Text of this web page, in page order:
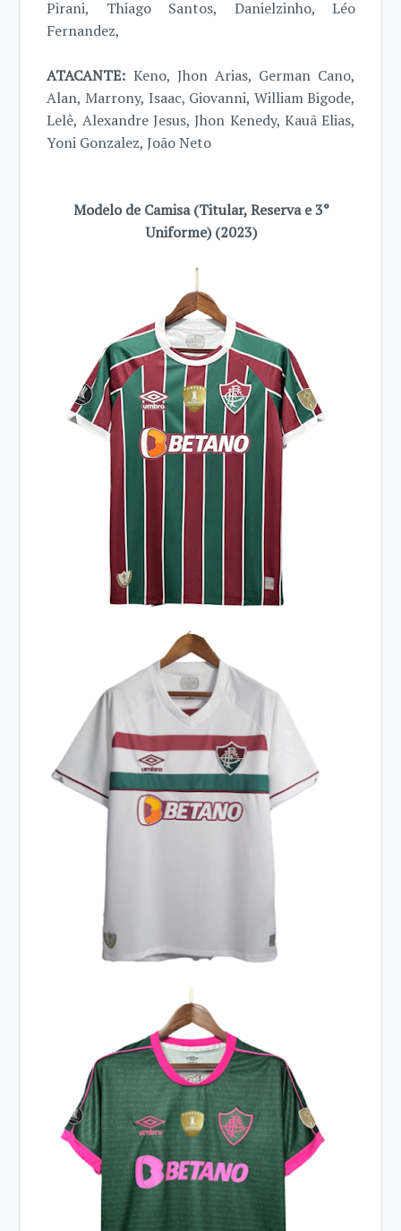
Pirani, Thiago Santos, Danielzinho, Léo
Fernandez,
ATACANTE: Keno, Jhon Arias, German Cano,
Alan, Marrony, Isaac, Giovanni, William Bigode,
Lelê, Alexandre Jesus, Jhon Kenedy, Kauã Elias,
Yoni Gonzalez, João Neto
Modelo de Camisa (Titular, Reserva e 3°
Uniforme) (2023)